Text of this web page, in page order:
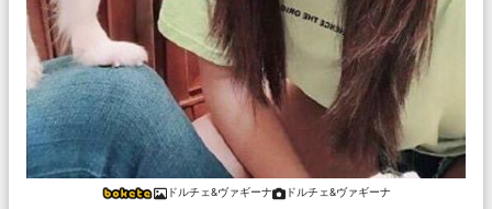
ドルチェ&ヴァギーナ ドルチェ&ヴァギーナ